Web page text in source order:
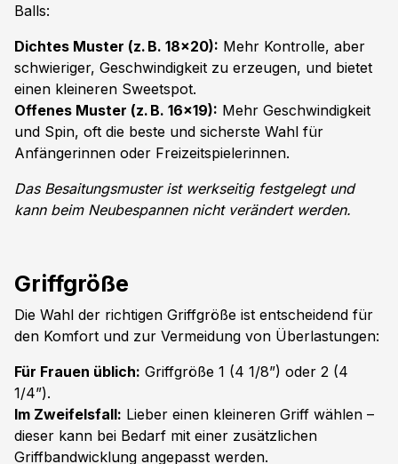
Balls:
Dichtes Muster (z. B. 18x20): Mehr Kontrolle, aber
schwieriger, Geschwindigkeit zu erzeugen, und bietet
einen kleineren Sweetspot.
Offenes Muster (z. B. 16x19): Mehr Geschwindigkeit
und Spin, oft die beste und sicherste Wahl für
Anfängerinnen oder Freizeitspielerinnen.
Das Besaitungsmuster ist werkseitig festgelegt und
kann beim Neubespannen nicht verändert werden.
Griffgröße
Die Wahl der richtigen Griffgröße ist entscheidend für
den Komfort und zur Vermeidung von Überlastungen:
Für Frauen üblich: Griffgröße 1 (4 1/8”) oder 2 (4
1/4”).
Im Zweifelsfall: Lieber einen kleineren Griff wählen –
dieser kann bei Bedarf mit einer zusätzlichen
Griffbandwicklung angepasst werden.